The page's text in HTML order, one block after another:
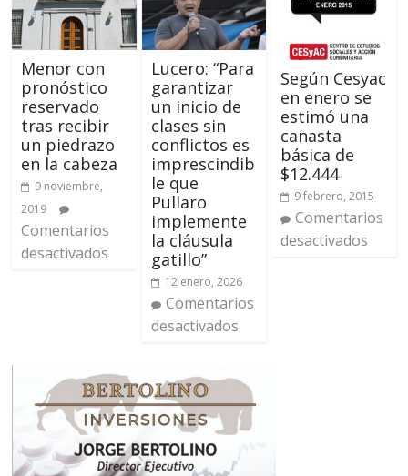
Menor con
pronóstico
reservado
tras recibir
un piedrazo
en la cabeza
9 noviembre,
2019
Comentarios
desactivados
Lucero: “Para
garantizar
un inicio de
clases sin
conflictos es
imprescindib
le que
Pullaro
implemente
la cláusula
gatillo”
12 enero, 2026
Comentarios
desactivados
Según Cesyac
en enero se
estimó una
canasta
básica de
$12.444
9 febrero, 2015
Comentarios
desactivados